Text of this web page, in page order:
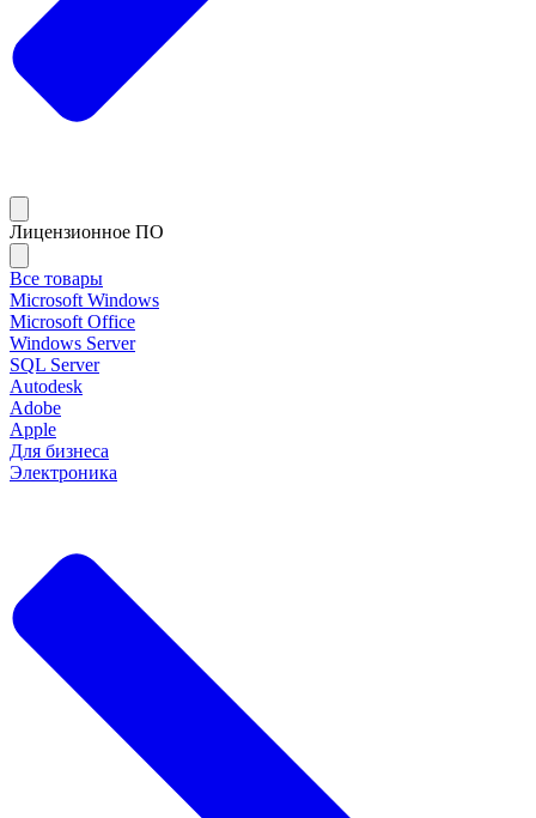
Лицензионное ПО
Все товары
Microsoft Windows
Microsoft Office
Windows Server
SQL Server
Autodesk
Adobe
Apple
Для бизнеса
Электроника